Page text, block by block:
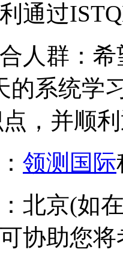
通过
人群：
的系统学
，并顺
领测国际
京(如在
协助您